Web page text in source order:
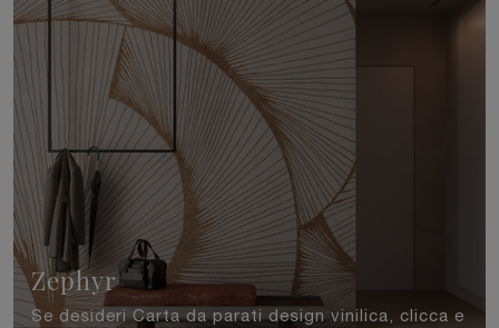
Zephyr
Se desideri Carta da parati design vinilica, clicca e